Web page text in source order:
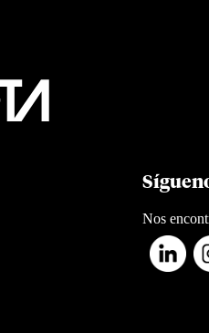
Nos